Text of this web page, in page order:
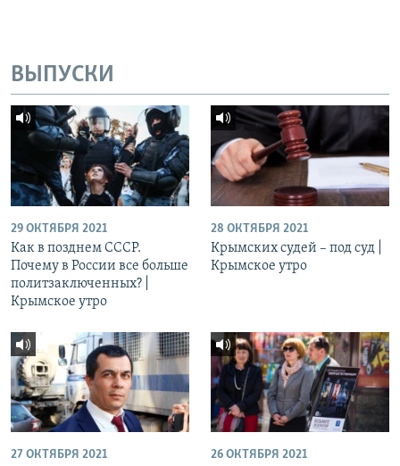
ВЫПУСКИ
29 ОКТЯБРЯ 2021
Как в позднем СССР.
Почему в России все больше
политзаключенных? |
Крымское утро
28 ОКТЯБРЯ 2021
Крымских судей – под суд |
Крымское утро
27 ОКТЯБРЯ 2021 26 ОКТЯБРЯ 2021